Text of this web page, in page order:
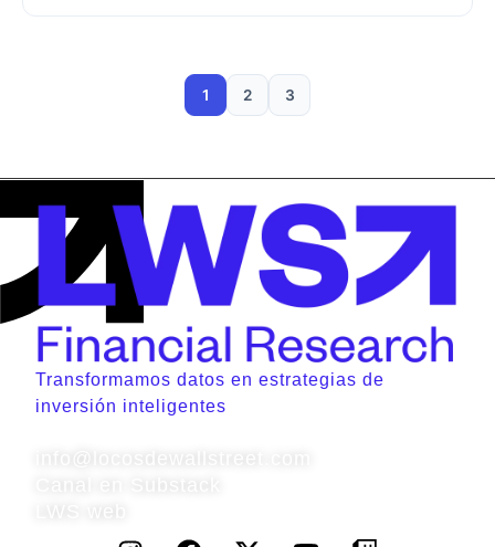
1 2 3
Transformamos datos en estrategias de
inversión inteligentes
info@locosdewallstreet.com